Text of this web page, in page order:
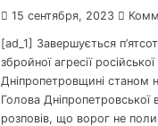
15 сентября, 2023
[ad_1] Завершується
збройної агресії
Дніпропетровщині станом
Голова Дніпропетровської
розповів, що ворог не